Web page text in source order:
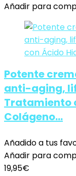
Añadir para
Potente
anti-aging,
Tratamiento
Colágeno…
Añadido a tus
Añadir para
19,95€